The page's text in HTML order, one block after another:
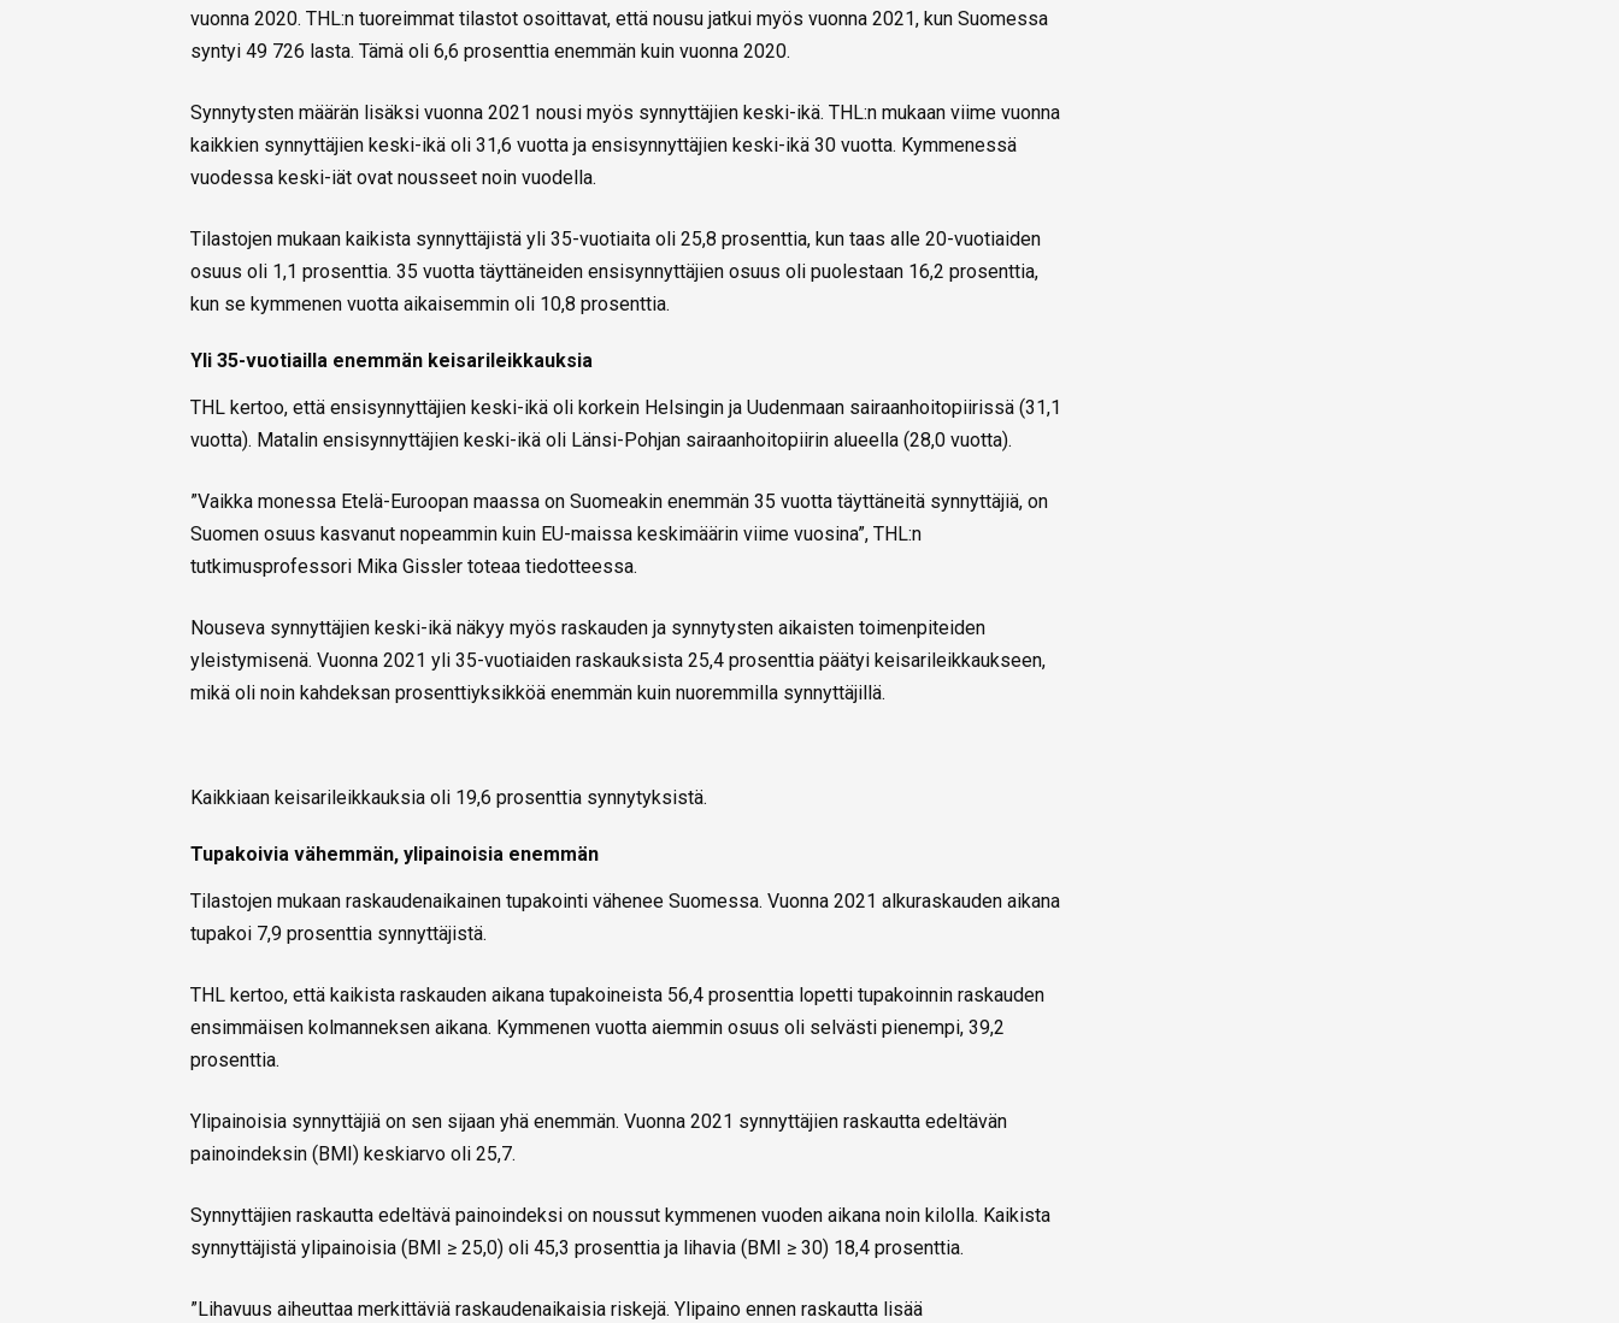
vuonna 2020. THL:n tuoreimmat tilastot osoittavat, että nousu jatkui myös vuonna 2021, kun Suomessa
syntyi 49 726 lasta. Tämä oli 6,6 prosenttia enemmän kuin vuonna 2020.
Synnytysten määrän lisäksi vuonna 2021 nousi myös synnyttäjien keski-ikä. THL:n mukaan viime vuonna
kaikkien synnyttäjien keski-ikä oli 31,6 vuotta ja ensisynnyttäjien keski-ikä 30 vuotta. Kymmenessä
vuodessa keski-iät ovat nousseet noin vuodella.
Tilastojen mukaan kaikista synnyttäjistä yli 35-vuotiaita oli 25,8 prosenttia, kun taas alle 20-vuotiaiden
osuus oli 1,1 prosenttia. 35 vuotta täyttäneiden ensisynnyttäjien osuus oli puolestaan 16,2 prosenttia,
kun se kymmenen vuotta aikaisemmin oli 10,8 prosenttia.
Yli 35-vuotiailla enemmän keisarileikkauksia
THL kertoo, että ensisynnyttäjien keski-ikä oli korkein Helsingin ja Uudenmaan sairaanhoitopiirissä (31,1
vuotta). Matalin ensisynnyttäjien keski-ikä oli Länsi-Pohjan sairaanhoitopiirin alueella (28,0 vuotta).
”Vaikka monessa Etelä-Euroopan maassa on Suomeakin enemmän 35 vuotta täyttäneitä synnyttäjiä, on
Suomen osuus kasvanut nopeammin kuin EU-maissa keskimäärin viime vuosina”, THL:n
tutkimusprofessori Mika Gissler toteaa tiedotteessa.
Nouseva synnyttäjien keski-ikä näkyy myös raskauden ja synnytysten aikaisten toimenpiteiden
yleistymisenä. Vuonna 2021 yli 35-vuotiaiden raskauksista 25,4 prosenttia päätyi keisarileikkaukseen,
mikä oli noin kahdeksan prosenttiyksikköä enemmän kuin nuoremmilla synnyttäjillä.
Kaikkiaan keisarileikkauksia oli 19,6 prosenttia synnytyksistä.
Tupakoivia vähemmän, ylipainoisia enemmän
Tilastojen mukaan raskaudenaikainen tupakointi vähenee Suomessa. Vuonna 2021 alkuraskauden aikana
tupakoi 7,9 prosenttia synnyttäjistä.
THL kertoo, että kaikista raskauden aikana tupakoineista 56,4 prosenttia lopetti tupakoinnin raskauden
ensimmäisen kolmanneksen aikana. Kymmenen vuotta aiemmin osuus oli selvästi pienempi, 39,2
prosenttia.
Ylipainoisia synnyttäjiä on sen sijaan yhä enemmän. Vuonna 2021 synnyttäjien raskautta edeltävän
painoindeksin (BMI) keskiarvo oli 25,7.
Synnyttäjien raskautta edeltävä painoindeksi on noussut kymmenen vuoden aikana noin kilolla. Kaikista
synnyttäjistä ylipainoisia (BMI ≥ 25,0) oli 45,3 prosenttia ja lihavia (BMI ≥ 30) 18,4 prosenttia.
”Lihavuus aiheuttaa merkittäviä raskaudenaikaisia riskejä. Ylipaino ennen raskautta lisää